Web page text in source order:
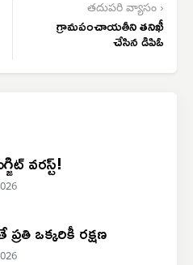
తదుపరి వ్యాసం ›
గ్రామపంచాయతీని తనిఖీ
చేసిన డిపిఓ
వరస్ట్!
ప్రతి ఒక్కరికీ రక్షణ